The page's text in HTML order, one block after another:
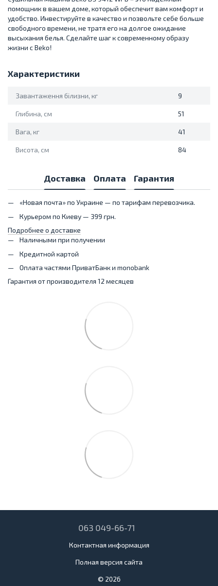
помощник в вашем доме, который обеспечит вам комфорт и
удобство. Инвестируйте в качество и позвольте себе больше
свободного времени, не тратя его на долгое ожидание
высыхания белья. Сделайте шаг к современному образу
жизни с Beko!
Характеристики
Завантаження білизни, кг 9
Глибина, см 51
Вага, кг 41
Висота, см 84
Доставка Оплата Гарантия
«Новая почта» по Украине — по тарифам перевозчика.
Курьером по Киеву — 399 грн.
Подробнее о доставке
Наличными при получении
Кредитной картой
Оплата частями ПриватБанк и monobank
Гарантия от производителя 12 месяцев
063 049-66-71
Контактная информация
Полная версия сайта
© 2026